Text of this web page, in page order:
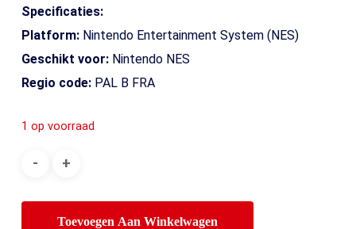
Specificaties:
Platform:Nintendo Entertainment System (NES)
Geschikt voor:Nintendo NES
Regio code:PAL B FRA
1 op voorraad
Toevoegen Aan Winkelwagen